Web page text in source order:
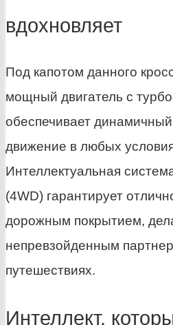
вдохновляет
Под капотом данного
мощный двигатель с
обеспечивает
движение в любых
Интеллектуальная
(4WD) гарантирует
дорожным покрытием,
непревзойденным
путешествиях.
Интеллект,